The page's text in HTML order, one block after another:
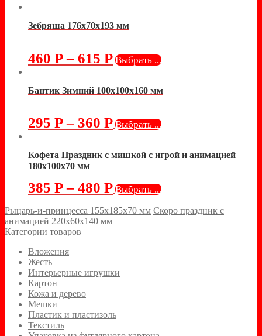
Зебряша 176х70х193 мм
460 Р– 615 Р Выбрать ...
Бантик Зимний 100х100х160 мм
295 Р– 360 Р Выбрать ...
Кофета Праздник с мишкой с игрой и анимацией
180х100х70 мм
385 Р– 480 Р Выбрать ...
Рыцарь-и-принцесса 155х185х70 мм Скоро праздник с
анимацией 220х60х140 мм
Категории товаров
Вложения
Жесть
Интерьерные игрушки
Картон
Кожа и дерево
Мешки
Пластик и пластизоль
Текстиль